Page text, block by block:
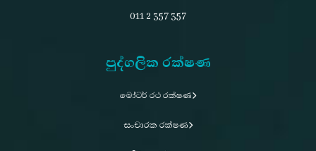
011 2 357 357
පුද්ගලික රක්ෂණ
මෝටර් රථ රක්ෂණ
සංචාරක රක්ෂණ